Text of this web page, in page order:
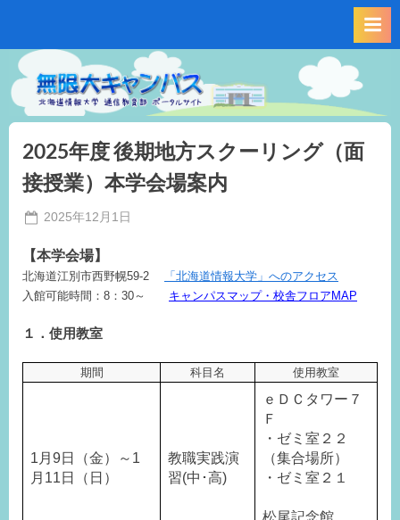
content
2025年度 後期地方スクーリング（面
接授業）本学会場案内
Posted
2025年12月1日
局
M.I
【本学会場】
北海道江別市西野幌59-2
「北海道情報大学」へのアクセス
入館可能時間：8：30～ キャンパスマップ・校舎フロアMAP
１．使用教室
期間 科目名 使用教室
1月9日（金）～1
月11日（日）
教職実践演
習(中･高)
ｅＤＣタワー７
Ｆ
・ゼミ室２２
（集合場所）
・ゼミ室２１
松尾記念館